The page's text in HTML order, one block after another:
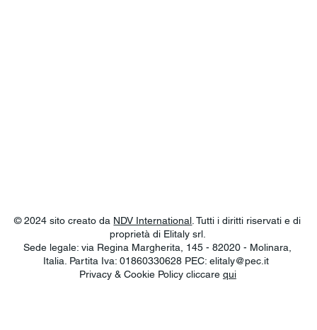
© 2024 sito creato da NDV International . Tutti i diritti riservati e di
proprietà di Elitaly srl.
Sede legale: via Regina Margherita, 145 - 82020 - Molinara,
Italia. Partita Iva: 01860330628 PEC:elitaly@pec.it
Privacy & Cookie Policy cliccare qui